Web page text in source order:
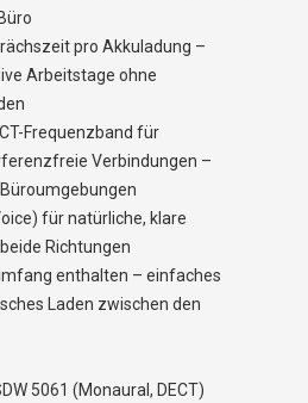
pro Akkuladung –
Arbeitstage ohne
Frequenzband für
Verbindungen –
für natürliche, klare
Richtungen
enthalten – einfaches
Laden zwischen den
5061 (Monaural, DECT)